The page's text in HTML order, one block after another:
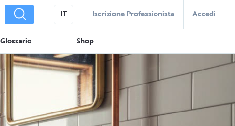
IT Iscrizione Professionista Accedi
Glossario Shop